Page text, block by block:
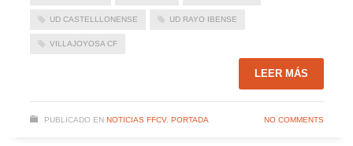
UD CASTELLLONENSE UD RAYO IBENSE
VILLAJOYOSA CF
LEER MÁS
PUBLICADO EN NOTICIAS FFCV, PORTADA NO COMMENTS